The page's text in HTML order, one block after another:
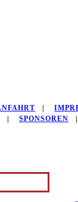
|
|SPONSOREN